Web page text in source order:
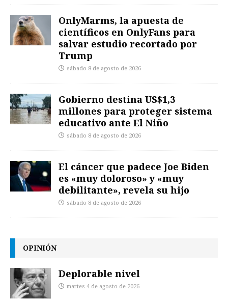
OnlyMarms, la apuesta de
científicos en OnlyFans para
salvar estudio recortado por
Trump
sábado 8 de agosto de 2026
Gobierno destina US$1,3
millones para proteger sistema
educativo ante El Niño
sábado 8 de agosto de 2026
El cáncer que padece Joe Biden
es «muy doloroso» y «muy
debilitante», revela su hijo
sábado 8 de agosto de 2026
OPINIÓN
Deplorable nivel
martes 4 de agosto de 2026